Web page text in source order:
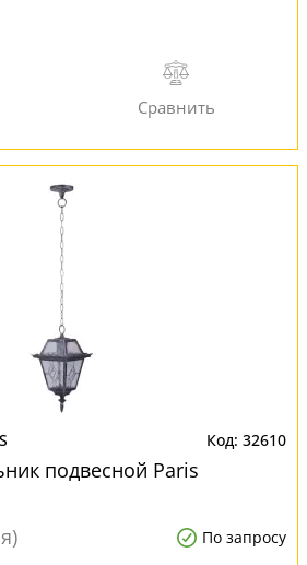
32610
подвесной Paris
По запросу